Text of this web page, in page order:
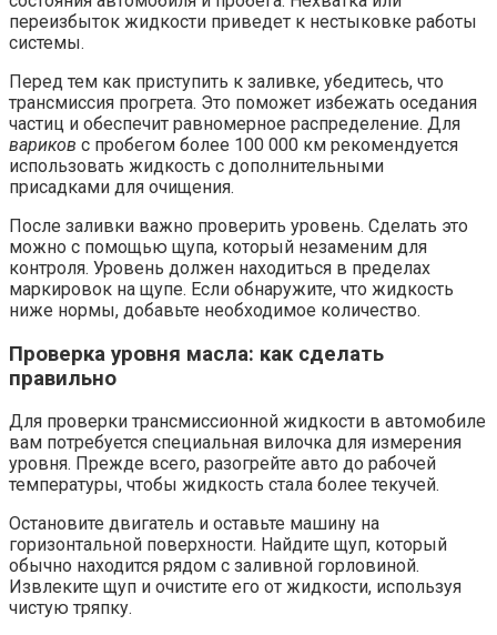
переизбыток жидкости приведет к нестыковке работы
системы.
Перед тем как приступить к заливке, убедитесь, что
трансмиссия прогрета. Это поможет избежать оседания
частиц и обеспечит равномерное распределение. Для
вариков с пробегом более 100 000 км рекомендуется
использовать жидкость с дополнительными
присадками для очищения.
После заливки важно проверить уровень. Сделать это
можно с помощью щупа, который незаменим для
контроля. Уровень должен находиться в пределах
маркировок на щупе. Если обнаружите, что жидкость
ниже нормы, добавьте необходимое количество.
Проверка уровня масла: как сделать
правильно
Для проверки трансмиссионной жидкости в автомобиле
вам потребуется специальная вилочка для измерения
уровня. Прежде всего, разогрейте авто до рабочей
температуры, чтобы жидкость стала более текучей.
Остановите двигатель и оставьте машину на
горизонтальной поверхности. Найдите щуп, который
обычно находится рядом с заливной горловиной.
Извлеките щуп и очистите его от жидкости, используя
чистую тряпку.